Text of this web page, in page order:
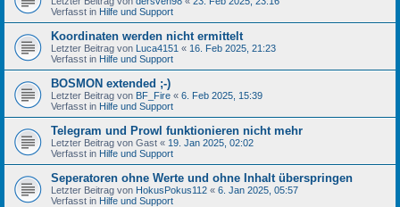
Verfasst in Hilfe und Support
Koordinaten werden nicht ermittelt
Letzter Beitrag von Luca4151 « 16. Feb 2025, 21:23
Verfasst in Hilfe und Support
BOSMON extended ;-)
Letzter Beitrag von BF_Fire « 6. Feb 2025, 15:39
Verfasst in Hilfe und Support
Telegram und Prowl funktionieren nicht mehr
Letzter Beitrag von Gast « 19. Jan 2025, 02:02
Verfasst in Hilfe und Support
Seperatoren ohne Werte und ohne Inhalt überspringen
Letzter Beitrag von HokusPokus112 « 6. Jan 2025, 05:57
Verfasst in Hilfe und Support